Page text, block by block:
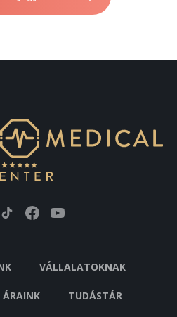
meghatározása
VÁLLALATOKNAK
ÁRAINK TUDÁSTÁR